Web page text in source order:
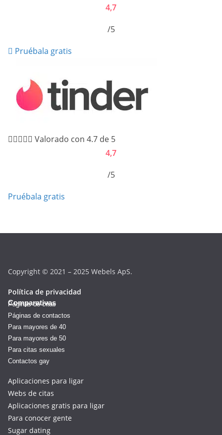
4,7
/5
Pruébala gratis
 Valorado con 4.7 de 5
4,7
/5
Pruébala gratis
Copyright © 2021 – 2025 Webels ApS.
Política de privacidad
Comparativas
Páginas de citas
Páginas de contactos
Para mayores de 40
Para mayores de 50
Para citas sexuales
Contactos gay
Aplicaciones para ligar
Webs de citas
Aplicaciones gratis para ligar
Para conocer gente
Sugar dating